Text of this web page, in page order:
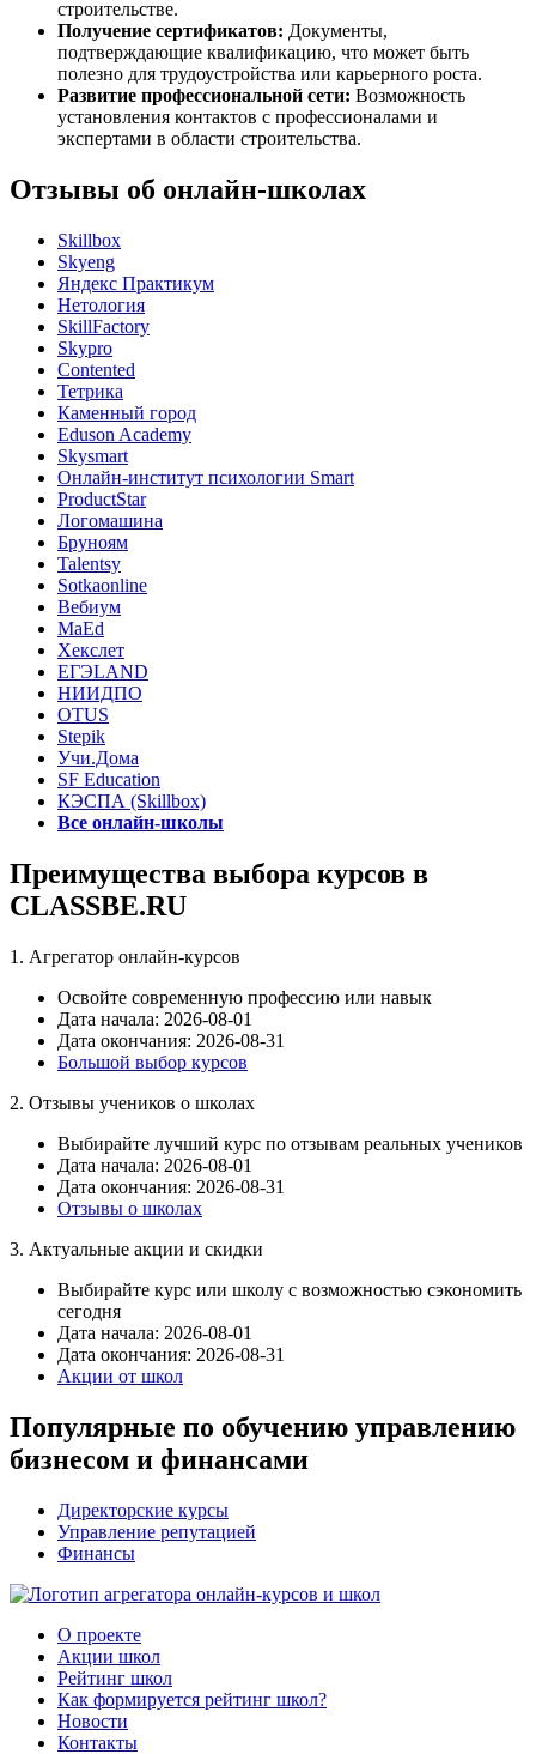
строительстве.
Получение сертификатов: Документы,
подтверждающие квалификацию, что может быть
полезно для трудоустройства или карьерного роста.
Развитие профессиональной сети: Возможность
установления контактов с профессионалами и
экспертами в области строительства.
Отзывы об онлайн-школах
Skillbox
Skyeng
Яндекс Практикум
Нетология
SkillFactory
Skypro
Contented
Тетрика
Каменный город
Eduson Academy
Skysmart
Онлайн-институт психологии Smart
ProductStar
Логомашина
Бруноям
Talentsy
Sotkaonline
Вебиум
MaEd
Хекслет
ЕГЭLAND
НИИДПО
OTUS
Stepik
Учи.Дома
SF Education
КЭСПА (Skillbox)
Все онлайн-школы
Преимущества выбора курсов в
CLASSBE.RU
1. Агрегатор онлайн-курсов
Освойте современную профессию или навык
Дата начала: 2026-08-01
Дата окончания: 2026-08-31
Большой выбор курсов
2. Отзывы учеников о школах
Выбирайте лучший курс по отзывам реальных учеников
Дата начала: 2026-08-01
Дата окончания: 2026-08-31
Отзывы о школах
3. Актуальные акции и скидки
Выбирайте курс или школу с возможностью сэкономить
сегодня
Дата начала: 2026-08-01
Дата окончания: 2026-08-31
Акции от школ
Популярные по обучению управлению
бизнесом и финансами
Директорские курсы
Управление репутацией
Финансы
О проекте
Акции школ
Рейтинг школ
Как формируется рейтинг школ?
Новости
Контакты